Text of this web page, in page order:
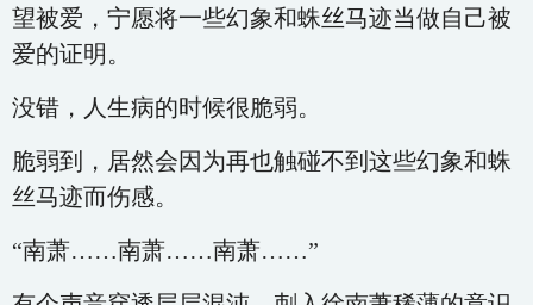
望被爱，宁愿将一些幻象和蛛丝马迹当做自己被
爱的证明。
没错，人生病的时候很脆弱。
脆弱到，居然会因为再也触碰不到这些幻象和蛛
丝马迹而伤感。
“南萧……南萧……南萧……”